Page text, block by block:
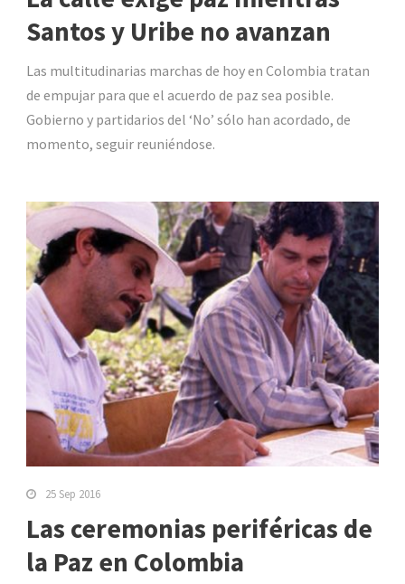
Santos y Uribe no avanzan
Las multitudinarias marchas de hoy en Colombia tratan
de empujar para que el acuerdo de paz sea posible.
Gobierno y partidarios del ‘No’ sólo han acordado, de
momento, seguir reuniéndose.
25 Sep 2016
Las ceremonias periféricas de
la Paz en Colombia